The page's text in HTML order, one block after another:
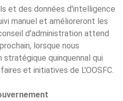
et des données d'intelligence
manuel et amélioreront les
d'administration attend
lorsque nous
stratégique quinquennal qui
et initiatives de L'OOSFC.